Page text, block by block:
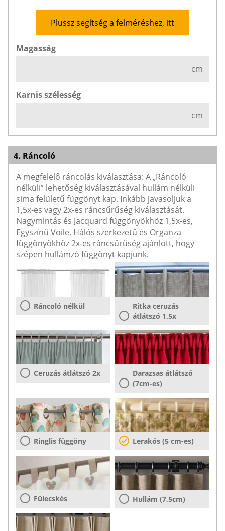
Plussz segítség a felméréshez, itt
Magasság
cm
Karnis szélesség
cm
4. Ráncoló
A megfelelő ráncolás kiválasztása: A „Ráncoló
nélküli” lehetőség kiválasztásával hullám nélküli
sima felületű függönyt kap. Inkább javasoljuk a
1,5x-es vagy 2x-es ráncsűrűség kiválasztását.
Nagymintás és Jacquard függönyökhöz 1,5x-es,
Egyszínű Voile, Hálós szerkezetű és Organza
függönyökhöz 2x-es ráncsűrűség ajánlott, hogy
szépen hullámzó függönyt kapjunk.
Ráncoló nélkül
Ritka ceruzás
átlátszó 1,5x
Ceruzás átlátszó 2x
Darazsas átlátszó
(7cm-es)
Ringlis függöny Lerakós (5 cm-es)
Fülecskés Hullám (7,5cm)